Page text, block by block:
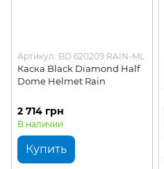
Артикул: BD 620209.RAIN-ML
Каска Black Diamond Half
Dome Helmet Rain
2 714 грн
В наличии
Купить